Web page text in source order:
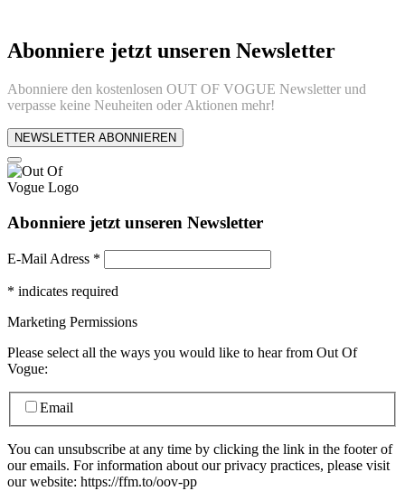
Abonniere jetzt unseren Newsletter
Abonniere den kostenlosen OUT OF VOGUE Newsletter und
verpasse keine Neuheiten oder Aktionen mehr!
NEWSLETTER ABONNIEREN
Abonniere jetzt unseren Newsletter
E-Mail Adress *
* indicates required
Marketing Permissions
Please select all the ways you would like to hear from Out Of
Vogue:
Email
You can unsubscribe at any time by clicking the link in the footer of
our emails. For information about our privacy practices, please visit
our website: https://ffm.to/oov-pp